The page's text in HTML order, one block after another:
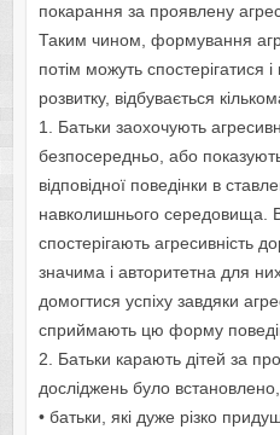
покарання за проявлену
Таким чином, формування
потім можуть спостерігатися
розвитку, відбувається
1. Батьки заохочують
безпосередньо, або
відповідної поведінки в
навколишнього середовища.
спостерігають агресивність
значима і авторитетна для
домогтися успіху завдяки
сприймають цю форму
2. Батьки карають дітей за
досліджень було
• батьки, які дуже різко